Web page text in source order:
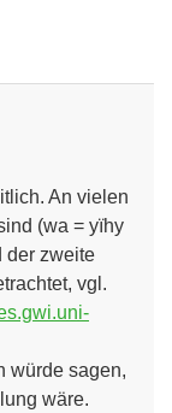
An vielen
(wa = yïhy
der zweite
vgl.
würde sagen,
wäre.